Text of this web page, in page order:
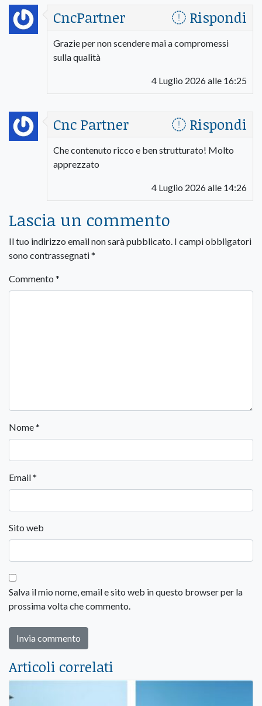
CncPartner
Rispondi
Grazie per non scendere mai a compromessi
sulla qualità
4 Luglio 2026 alle 16:25
Cnc Partner Rispondi
Che contenuto ricco e ben strutturato! Molto
apprezzato
4 Luglio 2026 alle 14:26
Lascia un commento
Il tuo indirizzo email non sarà pubblicato. I campi obbligatori
sono contrassegnati*
Commento *
Nome*
Email*
Sito web
Salva il mio nome, email e sito web in questo browser per la
prossima volta che commento.
Articoli correlati